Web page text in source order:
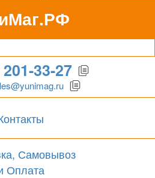
для бизнеса
33-27
Самовывоз
Оплата